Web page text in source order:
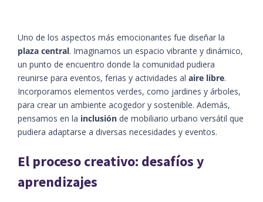
Uno de los aspectos más emocionantes fue diseñar la
plaza central. Imaginamos un espacio vibrante y dinámico,
un punto de encuentro donde la comunidad pudiera
reunirse para eventos, ferias y actividades al aire libre.
Incorporamos elementos verdes, como jardines y árboles,
para crear un ambiente acogedor y sostenible. Además,
pensamos en la inclusión de mobiliario urbano versátil que
pudiera adaptarse a diversas necesidades y eventos.
El proceso creativo: desafíos y
aprendizajes